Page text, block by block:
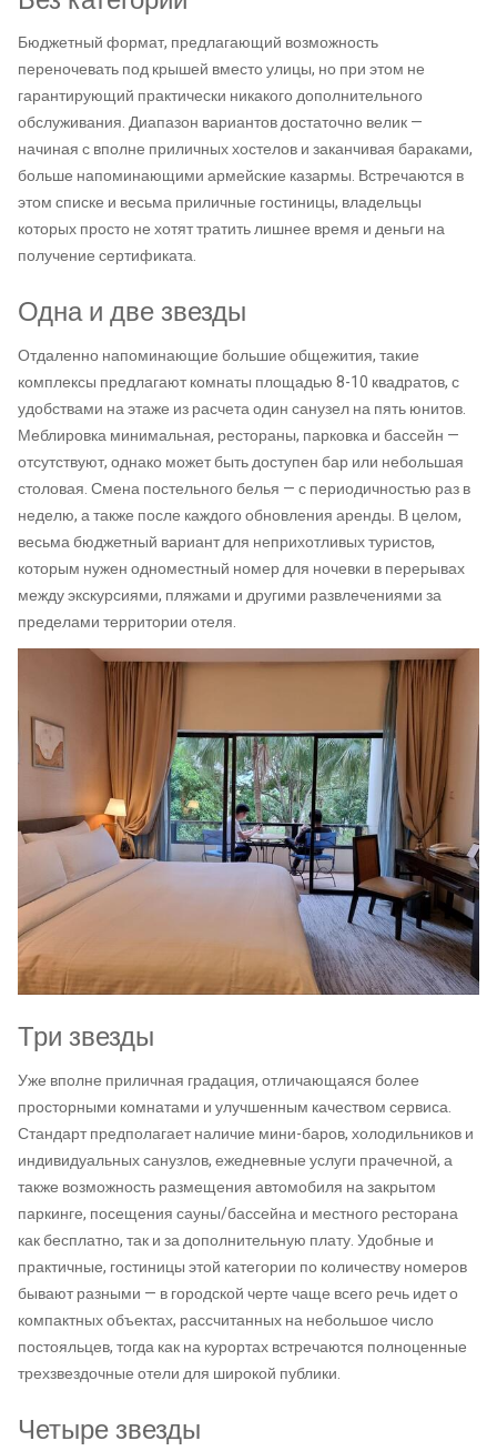
Бюджетный формат, предлагающий возможность
переночевать под крышей вместо улицы, но при этом не
гарантирующий практически никакого дополнительного
обслуживания. Диапазон вариантов достаточно велик —
начиная с вполне приличных хостелов и заканчивая бараками,
больше напоминающими армейские казармы. Встречаются в
этом списке и весьма приличные гостиницы, владельцы
которых просто не хотят тратить лишнее время и деньги на
получение сертификата.
Одна и две звезды
Отдаленно напоминающие большие общежития, такие
комплексы предлагают комнаты площадью 8-10 квадратов, с
удобствами на этаже из расчета один санузел на пять юнитов.
Меблировка минимальная, рестораны, парковка и бассейн —
отсутствуют, однако может быть доступен бар или небольшая
столовая. Смена постельного белья — с периодичностью раз в
неделю, а также после каждого обновления аренды. В целом,
весьма бюджетный вариант для неприхотливых туристов,
которым нужен одноместный номер для ночевки в перерывах
между экскурсиями, пляжами и другими развлечениями за
пределами территории отеля.
Три звезды
Уже вполне приличная градация, отличающаяся более
просторными комнатами и улучшенным качеством сервиса.
Стандарт предполагает наличие мини-баров, холодильников и
индивидуальных санузлов, ежедневные услуги прачечной, а
также возможность размещения автомобиля на закрытом
паркинге, посещения сауны/бассейна и местного ресторана
как бесплатно, так и за дополнительную плату. Удобные и
практичные, гостиницы этой категории по количеству номеров
бывают разными — в городской черте чаще всего речь идет о
компактных объектах, рассчитанных на небольшое число
постояльцев, тогда как на курортах встречаются полноценные
трехзвездочные отели для широкой публики.
Четыре звезды